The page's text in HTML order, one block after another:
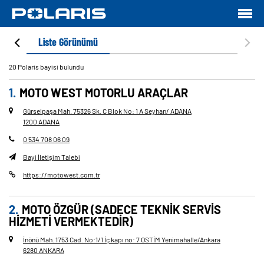
Liste Görünümü
20 Polaris bayisi bulundu
MOTO WEST MOTORLU ARAÇLAR
Gürselpaşa Mah. 75326 Sk. C Blok No: 1 A Seyhan/ ADANA
1200 ADANA
0 534 708 06 09
Bayi İletişim Talebi
https://motowest.com.tr
MOTO ÖZGÜR (SADECE TEKNIK SERVIS
HIZMETI VERMEKTEDIR)
İnönü Mah. 1753 Cad. No:1/1 İç kapı no: 7 OSTİM Yenimahalle/Ankara
6280 ANKARA